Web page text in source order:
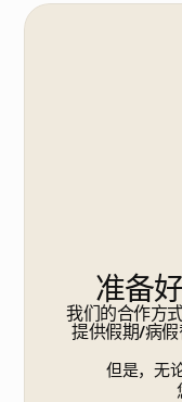
准备
我们的合作方
提供假期/病
但是，无